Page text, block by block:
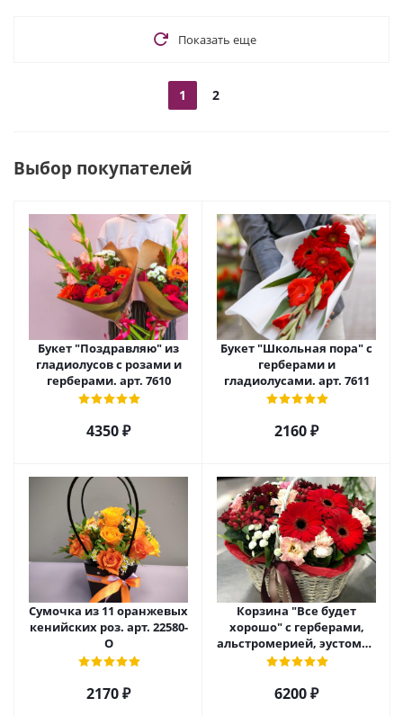
Показать еще
1 2
Выбор покупателей
Букет "Поздравляю" из
гладиолусов с розами и
герберами. арт. 7610
4350 ₽
Букет "Школьная пора" с
герберами и
гладиолусами. арт. 7611
2160 ₽
Сумочка из 11 оранжевых
кенийских роз. арт. 22580-
О
2170 ₽
Корзина "Все будет
хорошо" с герберами,
альстромерией, эустомой
и хризантемой арт. 22461
6200 ₽